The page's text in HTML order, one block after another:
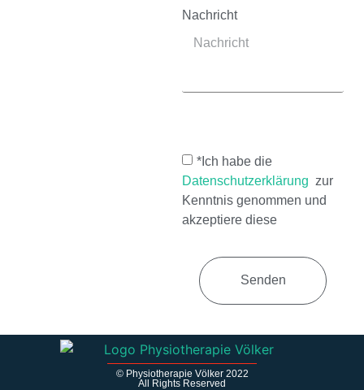
Nachricht
*Ich habe die
Datenschutzerklärung zur
Kenntnis genommen und
akzeptiere diese
Senden
© Physiotherapie Völker 2022
All Rights Reserved